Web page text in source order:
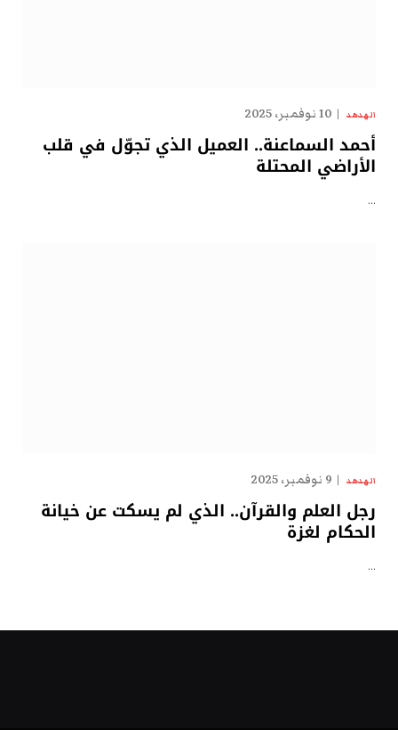
الهدهد 10 نوفمبر، 2025
أحمد السماعنة.. العميل الذي تجوّل في قلب
الأراضي المحتلة
…
الهدهد 9 نوفمبر، 2025
رجل العلم والقرآن.. الذي لم يسكت عن خيانة
الحكام لغزة
…